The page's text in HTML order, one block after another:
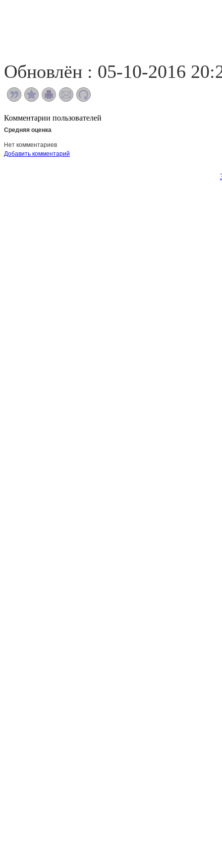
Обновлён : 05-10-2016
Комментарии пользователей
Средняя оценка
Нет комментариев
Добавить комментарий